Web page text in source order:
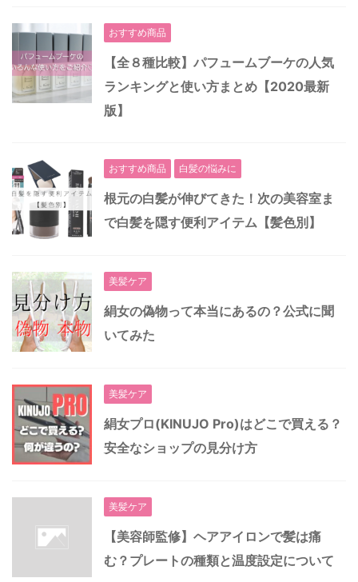
おすすめ商品
【全８種比較】パフュームブーケの人気
ランキングと使い方まとめ【2020最新
版】
おすすめ商品 白髪の悩みに
根元の白髪が伸びてきた！次の美容室ま
で白髪を隠す便利アイテム【髪色別】
美髪ケア
絹女の偽物って本当にあるの？公式に聞
いてみた
美髪ケア
絹女プロ(KINUJO Pro)はどこで買える？
安全なショップの見分け方
美髪ケア
【美容師監修】ヘアアイロンで髪は痛
む？プレートの種類と温度設定について